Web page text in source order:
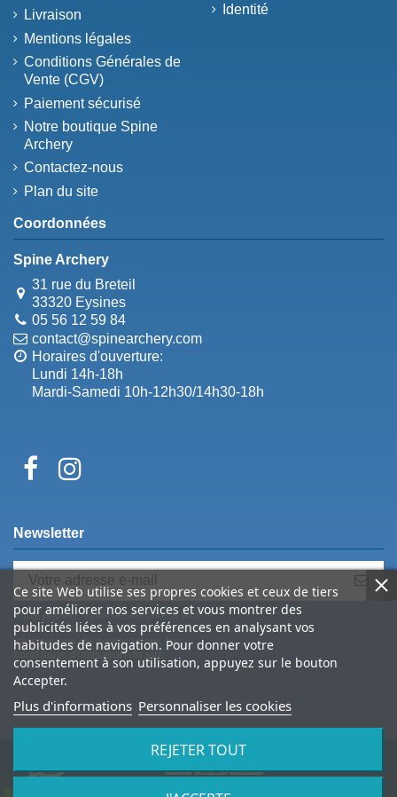
Livraison
Mentions légales
Conditions Générales de
Vente (CGV)
Paiement sécurisé
Notre boutique Spine
Archery
Contactez-nous
Plan du site
Identité
Coordonnées
Spine Archery
31 rue du Breteil
33320 Eysines
05 56 12 59 84
contact@spinearchery.com
Horaires d'ouverture:
Lundi 14h-18h
Mardi-Samedi 10h-12h30/14h30-18h
Ce site Web utilise ses propres cookies et ceux de tiers
pour améliorer nos services et vous montrer des
publicités liées à vos préférences en analysant vos
habitudes de navigation. Pour donner votre
consentement à son utilisation, appuyez sur le bouton
Accepter.
Plus d'informations Personnaliser les cookies
REJETER TOUT
Newsletter
Vous pouvez vous désinscrire à tout
moment. Vous trouverez pour cela nos
informations de contact dans les
conditions d'utilisation du site.